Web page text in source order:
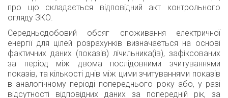
про що складається відповідний акт контрольного
огляду ЗКО.
Середньодобовий обсяг споживання електричної
енергії для цілей розрахунків визначається на основі
фактичних даних (показів) лічильника(ів), зафіксованих
за період між двома послідовними зчитуваннями
показів, та кількості днів між цими зчитуваннями показів
в аналогічному періоді попереднього року або, у разі
відсутності відповідних даних за попередній рік, за